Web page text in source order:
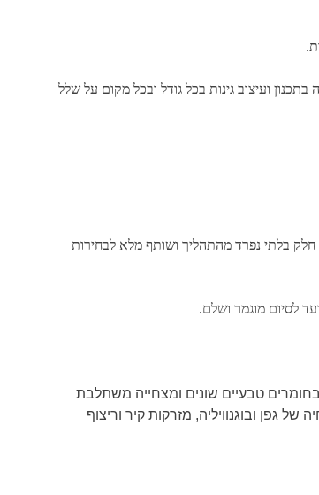
ועיצוב גינות בכל גודל ובכל מקום על שלל
חלק בלתי נפרד מהתהליך ושותף מלא לבחירות
לסיום מוגמר ושלם.
בחומרים טבעיים שונים ומצחייה משתלבת
גפן ובוגנוויליה, מזרקות קיר וריצוף